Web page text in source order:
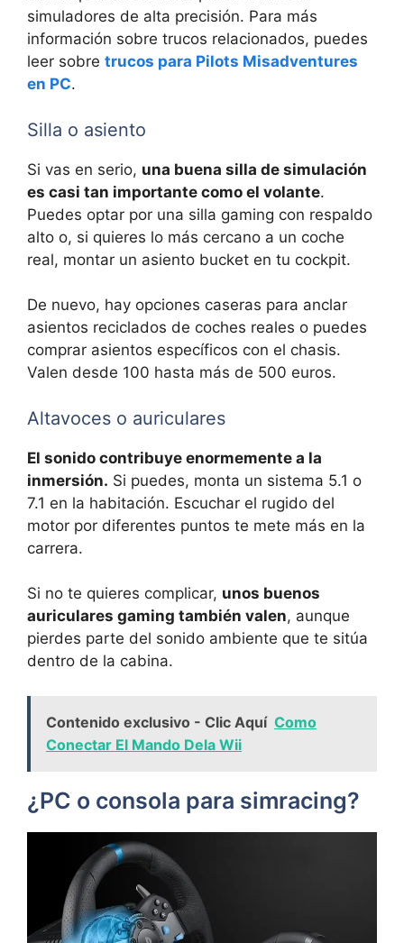
simuladores de alta precisión. Para más
información sobre trucos relacionados, puedes
leer sobre trucos para Pilots Misadventures
en PC.
Silla o asiento
Si vas en serio, una buena silla de simulación
es casi tan importante como el volante.
Puedes optar por una silla gaming con respaldo
alto o, si quieres lo más cercano a un coche
real, montar un asiento bucket en tu cockpit.
De nuevo, hay opciones caseras para anclar
asientos reciclados de coches reales o puedes
comprar asientos específicos con el chasis.
Valen desde 100 hasta más de 500 euros.
Altavoces o auriculares
El sonido contribuye enormemente a la
inmersión. Si puedes, monta un sistema 5.1 o
7.1 en la habitación. Escuchar el rugido del
motor por diferentes puntos te mete más en la
carrera.
Si no te quieres complicar, unos buenos
auriculares gaming también valen, aunque
pierdes parte del sonido ambiente que te sitúa
dentro de la cabina.
Contenido exclusivo - Clic Aquí Como
Conectar El Mando Dela Wii
¿PC o consola para simracing?